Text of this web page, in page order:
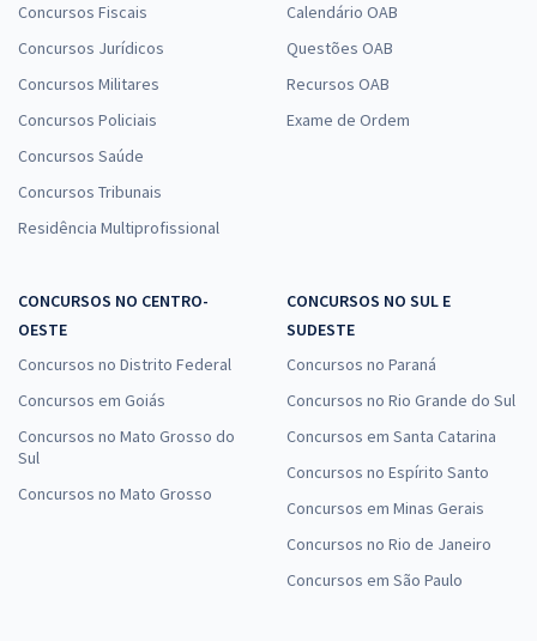
Concursos Fiscais
Concursos Jurídicos
Concursos Militares
Concursos Policiais
Concursos Saúde
Concursos Tribunais
Residência Multiprofissional
Calendário OAB
Questões OAB
Recursos OAB
Exame de Ordem
CONCURSOS NO CENTRO-
OESTE
Concursos no Distrito Federal
Concursos em Goiás
Concursos no Mato Grosso do
Sul
Concursos no Mato Grosso
CONCURSOS NO SUL E
SUDESTE
Concursos no Paraná
Concursos no Rio Grande do Sul
Concursos em Santa Catarina
Concursos no Espírito Santo
Concursos em Minas Gerais
Concursos no Rio de Janeiro
Concursos em São Paulo